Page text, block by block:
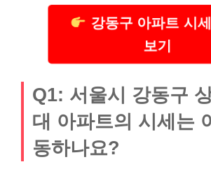
강동구 아파트 시
보기
Q1: 서울시 강동구
대 아파트의 시세는
동하나요?